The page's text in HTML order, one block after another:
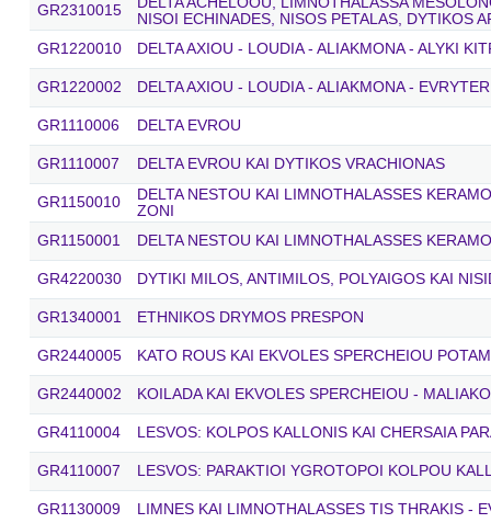
GR2310015
NISOI ECHINADES, NISOS PETALAS, DYTIKOS
GR1220010
DELTA AXIOU - LOUDIA - ALIAKMONA - ALYKI
GR1220002 DELTA AXIOU - LOUDIA - ALIAKMONA -
GR1110006 DELTA EVROU
GR1110007 DELTA EVROU KAI DYTIKOS VRACHIONAS
GR1150010
DELTA NESTOU KAI LIMNOTHALASSES
ZONI
GR1150001
DELTA NESTOU KAI LIMNOTHALASSES
GR4220030 DYTIKI MILOS, ANTIMILOS, POLYAIGOS KAI
GR1340001 ETHNIKOS DRYMOS PRESPON
GR2440005 KATO ROUS KAI EKVOLES SPERCHEIOU
GR2440002 KOILADA KAI EKVOLES SPERCHEIOU -
GR4110004 LESVOS: KOLPOS KALLONIS KAI CHERSAIA
GR4110007 LESVOS: PARAKTIOI YGROTOPOI KOLPOU
GR1130009 LIMNES KAI LIMNOTHALASSES TIS THRAKIS -